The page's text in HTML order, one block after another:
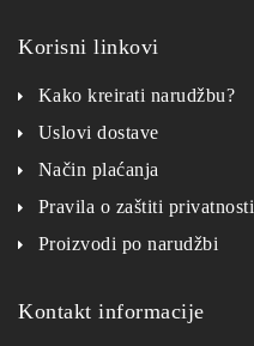
Korisni linkovi
Kako kreirati narudžbu?
Uslovi dostave
Način plaćanja
Pravila o zaštiti privatnosti
Proizvodi po narudžbi
Kontakt informacije